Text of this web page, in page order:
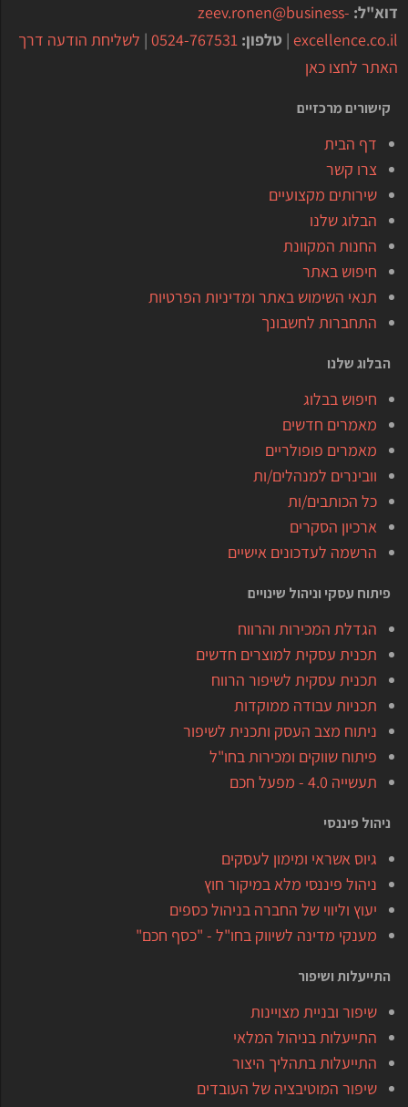
דוא"ל: zeev.ronen@business-
excellence.co.il
| טלפון: 0524-767531
| לשליחת הודעה דרך
האתר לחצו כאן
קישורים מרכזיים
דף הבית
צרו קשר
שירותים מקצועיים
הבלוג שלנו
החנות המקוונת
חיפוש באתר
תנאי השימוש באתר ומדיניות הפרטיות
התחברות לחשבונך
הבלוג שלנו
חיפוש בבלוג
מאמרים חדשים
מאמרים פופולריים
וובינרים למנהלים/ות
כל הכותבים/ות
ארכיון הסקרים
הרשמה לעדכונים אישיים
פיתוח עסקי וניהול שינויים
הגדלת המכירות והרווח
תכנית עסקית למוצרים חדשים
תכנית עסקית לשיפור הרווח
תכניות עבודה ממוקדות
ניתוח מצב העסק ותכנית לשיפור
פיתוח שווקים ומכירות בחו"ל
תעשייה 4.0 - מפעל חכם
ניהול פיננסי
גיוס אשראי ומימון לעסקים
ניהול פיננסי מלא במיקור חוץ
יעוץ וליווי של החברה בניהול כספים
מענקי מדינה לשיווק בחו"ל - "כסף חכם"
התייעלות ושיפור
שיפור ובניית מצויינות
התייעלות בניהול המלאי
התייעלות בתהליך היצור
שיפור המוטיבציה של העובדים